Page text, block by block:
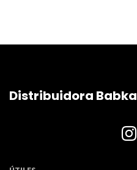
Distribuidora Babka